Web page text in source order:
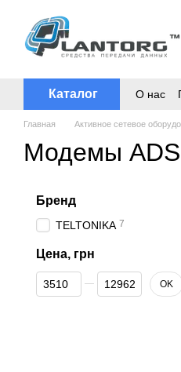
Каталог О нас
Главная Активное сетевое
Модемы
Бренд
TELTONIKA 7
Цена, грн
От Цена, грн
До Цена, грн OK